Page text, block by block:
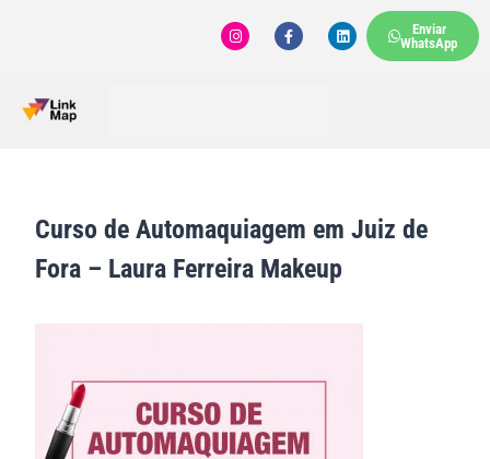
Enviar
WhatsApp
Curso de Automaquiagem em Juiz de
Fora – Laura Ferreira Makeup